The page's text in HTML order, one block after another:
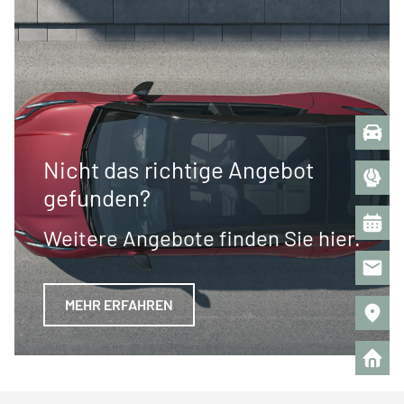
Nicht das richtige Angebot
gefunden?
Weitere Angebote finden Sie hier.
MEHR ERFAHREN